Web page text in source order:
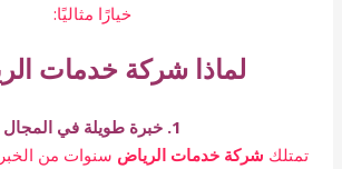
خيارًا مثاليًا:
لماذا شركة خدمات
1. خبرة طويلة في المجال
تمتلك شركة خدمات الرياض سنوات من